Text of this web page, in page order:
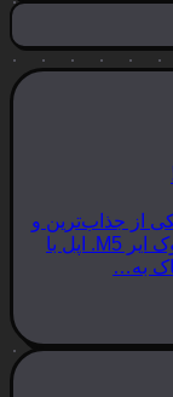
از جذاب‌ترین و
پربحث‌ترین لپ‌تاپ‌های امسال اپل، یعنی مک‌بوک ایر M5. اپل با